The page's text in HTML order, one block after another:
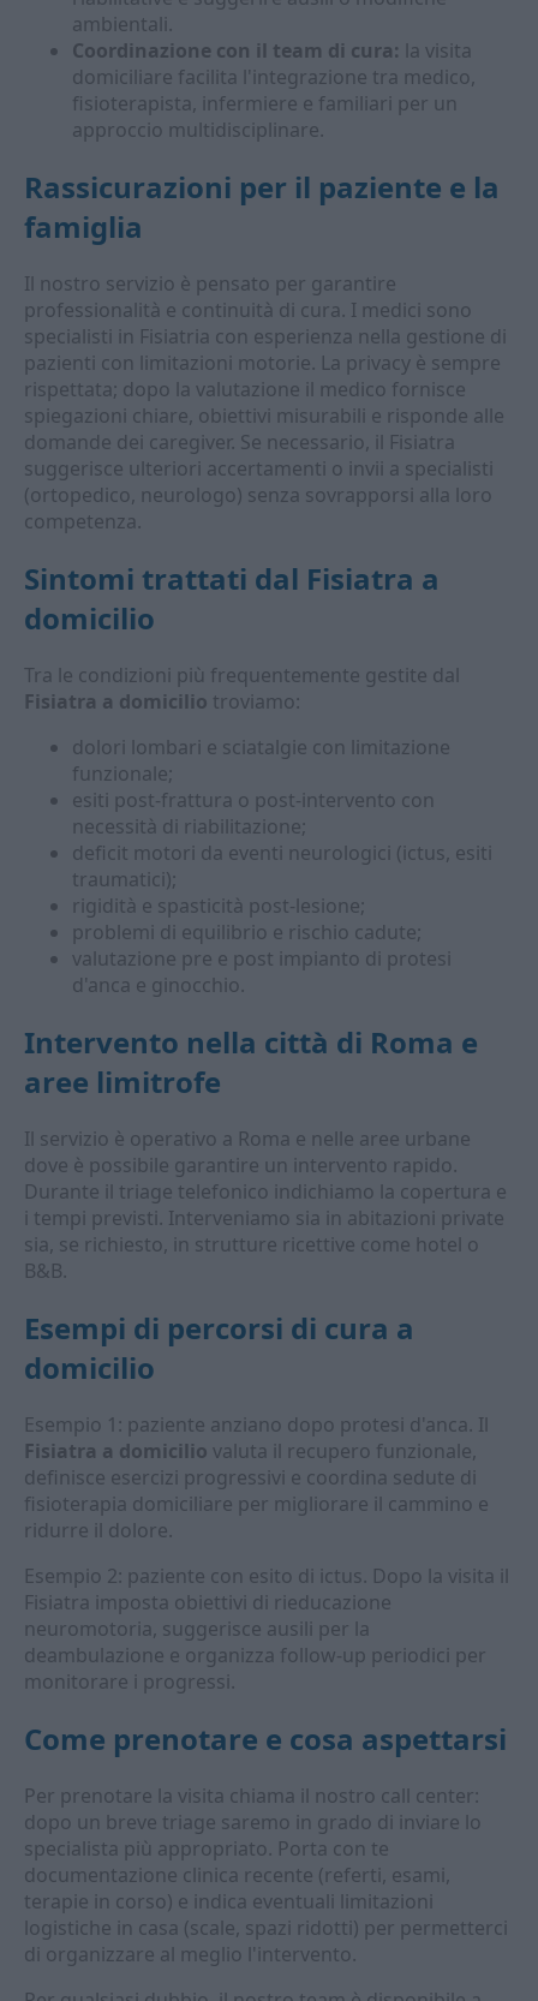
ambientali.
Coordinazione con il team di cura: la visita
domiciliare facilita l'integrazione tra medico,
fisioterapista, infermiere e familiari per un
approccio multidisciplinare.
Rassicurazioni per il paziente e la
famiglia
Il nostro servizio è pensato per garantire
professionalità e continuità di cura. I medici sono
specialisti in Fisiatria con esperienza nella gestione di
pazienti con limitazioni motorie. La privacy è sempre
rispettata; dopo la valutazione il medico fornisce
spiegazioni chiare, obiettivi misurabili e risponde alle
domande dei caregiver. Se necessario, il Fisiatra
suggerisce ulteriori accertamenti o invii a specialisti
(ortopedico, neurologo) senza sovrapporsi alla loro
competenza.
Sintomi trattati dal Fisiatra a
domicilio
Tra le condizioni più frequentemente gestite dal
Fisiatra a domicilio troviamo:
dolori lombari e sciatalgie con limitazione
funzionale;
esiti post-frattura o post-intervento con
necessità di riabilitazione;
deficit motori da eventi neurologici (ictus, esiti
traumatici);
rigidità e spasticità post-lesione;
problemi di equilibrio e rischio cadute;
valutazione pre e post impianto di protesi
d'anca e ginocchio.
Intervento nella città di Roma e
aree limitrofe
Il servizio è operativo a Roma e nelle aree urbane
dove è possibile garantire un intervento rapido.
Durante il triage telefonico indichiamo la copertura e
i tempi previsti. Interveniamo sia in abitazioni private
sia, se richiesto, in strutture ricettive come hotel o
B&B.
Esempi di percorsi di cura a
domicilio
Esempio 1: paziente anziano dopo protesi d'anca. Il
Fisiatra a domicilio valuta il recupero funzionale,
definisce esercizi progressivi e coordina sedute di
fisioterapia domiciliare per migliorare il cammino e
ridurre il dolore.
Esempio 2: paziente con esito di ictus. Dopo la visita il
Fisiatra imposta obiettivi di rieducazione
neuromotoria, suggerisce ausili per la
deambulazione e organizza follow-up periodici per
monitorare i progressi.
Come prenotare e cosa aspettarsi
Per prenotare la visita chiama il nostro call center:
dopo un breve triage saremo in grado di inviare lo
specialista più appropriato. Porta con te
documentazione clinica recente (referti, esami,
terapie in corso) e indica eventuali limitazioni
logistiche in casa (scale, spazi ridotti) per permetterci
di organizzare al meglio l'intervento.